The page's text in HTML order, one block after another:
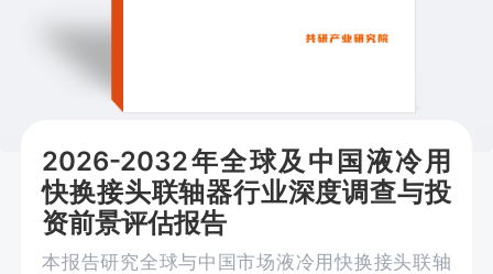
2026-2032年全球及中国液冷用
快换接头联轴器行业深度调查与投
资前景评估报告
本报告研究全球与中国市场液冷用快换接头联轴